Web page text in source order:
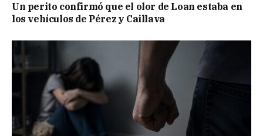
Un perito confirmó que el olor de Loan estaba en
los vehículos de Pérez y Caillava